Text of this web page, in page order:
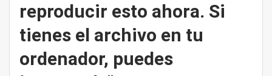
reproducir esto ahora. Si
tienes el archivo en tu
ordenador, puedes